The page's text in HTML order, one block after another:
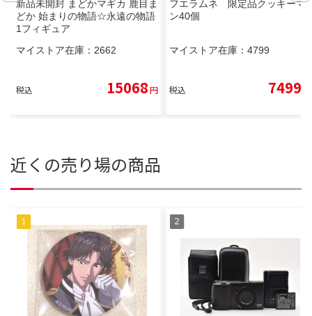
新品未開封 まどかマギカ 鹿目ま
どか 始まりの物語☆永遠の物語
1フィギュア
マイストア在庫： 2662
税込 15068円
フエラムネ 限定品クッキーマ
ン40個
マイストア在庫： 4799
税込 7499
近くの売り場の商品